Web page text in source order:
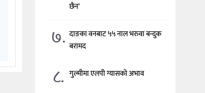
छैन’
७. दाङका वनबाट ५५ नाल भरुवा बन्दुक
बरामद
८. गुल्मीमा एलपी ग्यासको अभाव